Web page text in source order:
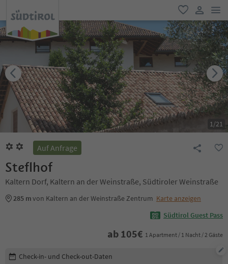
favorit
user link
1/21
Auf Anfrage
Steflhof
Kaltern Dorf, Kaltern an der Weinstraße, Südtiroler Weinstraße
285 mvon Kaltern an der Weinstraße Zentrum Karte anzeigen
Südtirol Guest Pass
ab 105€ 1 Apartment / 1 Nacht / 2 Gäste
Buchungsdetails bearbeiten
Check-in- und Check-out-Daten